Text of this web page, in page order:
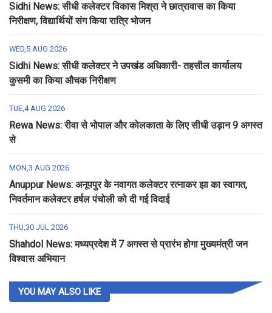
Sidhi News: सीधी कलेक्टर विकास मिश्रा ने छात्रावास का किया
निरीक्षण, विद्यार्थियों संग किया रात्रि भोजन
WED,5 AUG 2026
Sidhi News: सीधी कलेक्टर ने उपखंड अधिकारी- तहसील कार्यालय
कुसमी का किया औचक निरीक्षण
TUE,4 AUG 2026
Rewa News: रीवा से भोपाल और कोलकाता के लिए सीधी उड़ान 9 अगस्त
से
MON,3 AUG 2026
Anuppur News: अनूपपुर के नवागत कलेक्टर रत्नाकर झा का स्वागत,
निवर्तमान कलेक्टर हर्षल पंचोली को दी गई विदाई
THU,30 JUL 2026
Shahdol News: मध्यप्रदेश में 7 अगस्त से प्रारंभ होगा मुख्यमंत्री जन
विश्वास अभियान
YOU MAY ALSO LIKE